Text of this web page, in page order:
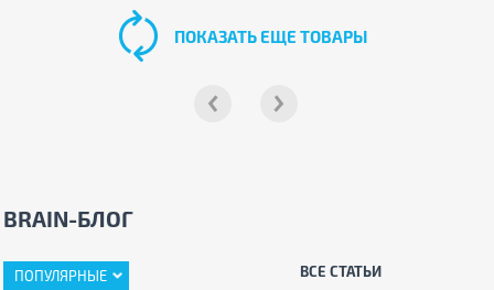
ПОКАЗАТЬ ЕЩЕ ТОВАРЫ
BRAIN-БЛОГ
ПОПУЛЯРНЫЕ ВСЕ СТАТЬИ